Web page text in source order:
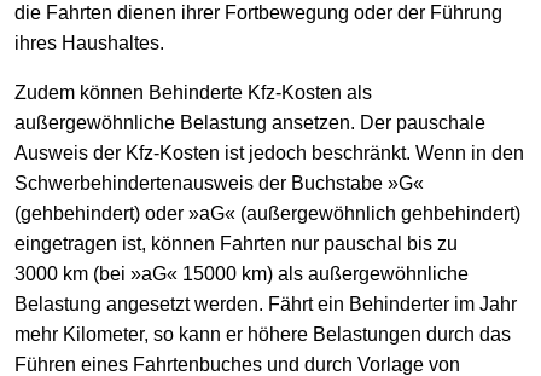
die Fahrten dienen ihrer Fortbewegung oder der Führung
ihres Haushaltes.
Zudem können Behinderte Kfz-Kosten als
außergewöhnliche Belastung ansetzen. Der pauschale
Ausweis der Kfz-Kosten ist jedoch beschränkt. Wenn in den
Schwerbehindertenausweis der Buchstabe »G«
(gehbehindert) oder »aG« (außergewöhnlich gehbehindert)
eingetragen ist, können Fahrten nur pauschal bis zu
3000 km (bei »aG« 15000 km) als außergewöhnliche
Belastung angesetzt werden. Fährt ein Behinderter im Jahr
mehr Kilometer, so kann er höhere Belastungen durch das
Führen eines Fahrtenbuches und durch Vorlage von